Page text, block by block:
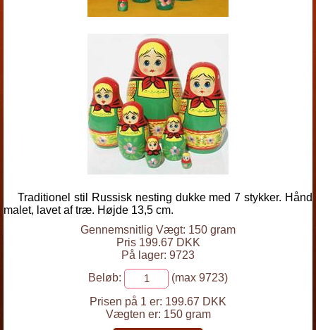
Traditionel stil Russisk nesting dukke med 7 stykker. Hånd
malet, lavet af træ. Højde 13,5 cm.
Gennemsnitlig Vægt: 150 gram
Pris 199.67 DKK
På lager: 9723
Beløb:
(max 9723)
Prisen på 1 er: 199.67 DKK
Vægten er: 150 gram